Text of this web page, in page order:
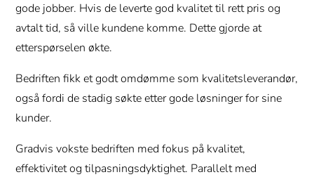
gode jobber. Hvis de leverte god kvalitet til rett pris og
avtalt tid, så ville kundene komme. Dette gjorde at
etterspørselen økte.
Bedriften fikk et godt omdømme som kvalitetsleverandør,
også fordi de stadig søkte etter gode løsninger for sine
kunder.
Gradvis vokste bedriften med fokus på kvalitet,
effektivitet og tilpasningsdyktighet. Parallelt med